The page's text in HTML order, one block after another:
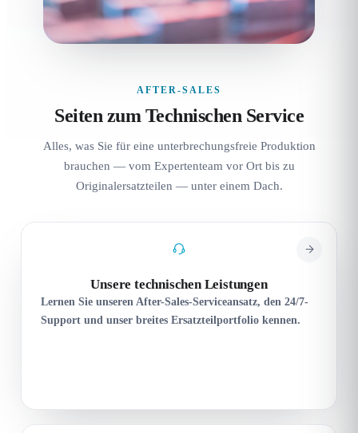
AFTER-SALES
Seiten zum Technischen Service
Alles, was Sie für eine unterbrechungsfreie Produktion
brauchen — vom Expertenteam vor Ort bis zu
Originalersatzteilen — unter einem Dach.
Unsere technischen Leistungen
Lernen Sie unseren After-Sales-Serviceansatz, den 24/7-
Support und unser breites Ersatzteilportfolio kennen.